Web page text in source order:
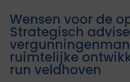
Wensen voor de
Strategisch
ruimtelijke
run veldhoven